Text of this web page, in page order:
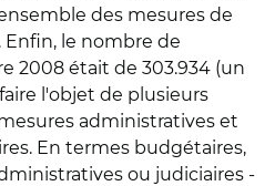
des mesures de
le nombre de
2008 était de 303.934 (un
l'objet de plusieurs
administratives et
En termes budgétaires,
ou judiciaires -